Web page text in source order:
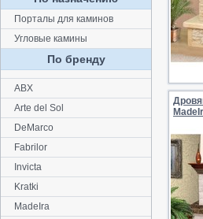
Порталы для каминов
Угловые камины
По бренду
ABX
Arte del Sol
DeMarco
Fabrilor
Invicta
Kratki
MadeIra